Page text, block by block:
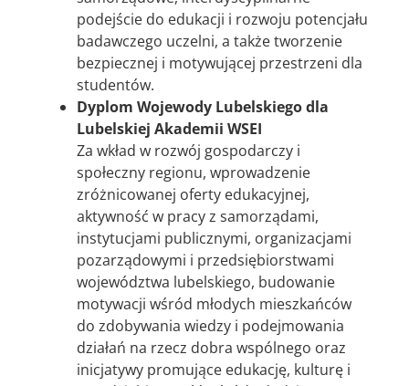
podejście do edukacji i rozwoju potencjału
badawczego uczelni, a także tworzenie
bezpiecznej i motywującej przestrzeni dla
studentów.
Dyplom Wojewody Lubelskiego dla
Lubelskiej Akademii WSEI
Za wkład w rozwój gospodarczy i
społeczny regionu, wprowadzenie
zróżnicowanej oferty edukacyjnej,
aktywność w pracy z samorządami,
instytucjami publicznymi, organizacjami
pozarządowymi i przedsiębiorstwami
województwa lubelskiego, budowanie
motywacji wśród młodych mieszkańców
do zdobywania wiedzy i podejmowania
działań na rzecz dobra wspólnego oraz
inicjatywy promujące edukację, kulturę i